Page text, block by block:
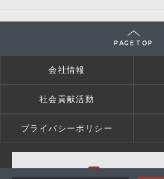
PAGE TOP
会社情報
社会貢献活動
プライバシーポリシー